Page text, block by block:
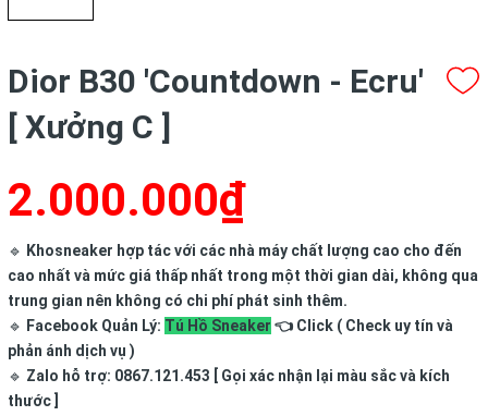
Dior B30 'Countdown - Ecru'
[ Xưởng C ]
2.000.000₫
🔹 Khosneaker hợp tác với các nhà máy chất lượng cao cho đến
cao nhất và mức giá thấp nhất trong một thời gian dài, không qua
trung gian nên không có chi phí phát sinh thêm.
🔹 Facebook Quản Lý: Tú Hồ Sneaker 👈 Click ( Check uy tín và
phản ánh dịch vụ )
🔹 Zalo hỗ trợ: 0867.121.453 [ Gọi xác nhận lại màu sắc và kích
thước ]